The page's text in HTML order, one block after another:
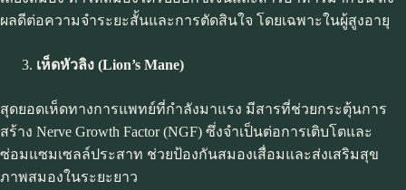
ผลดีต่อความจำระยะสั้นและการตัดสินใจ โดยเฉพาะในผู้สูงอายุ
เห็ดหัวลิง (Lion’s Mane)
สุดยอดเห็ดทางการแพทย์ที่กำลังมาแรง มีสารที่ช่วยกระตุ้นการ
สร้าง Nerve Growth Factor (NGF) ซึ่งจำเป็นต่อการเติบโตและ
ซ่อมแซมเซลล์ประสาท ช่วยป้องกันสมองเสื่อมและส่งเสริมสุข
ภาพสมองในระยะยาว